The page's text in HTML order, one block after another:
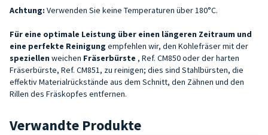
Achtung: Verwenden Sie keine Temperaturen über 180°C.
Für eine optimale Leistung über einen längeren Zeitraum und
eine perfekte Reinigung empfehlen wir, den Kohlefräser mit der
speziellen weichen Fräserbürste , Ref. CM850 oder der harten
Fräserbürste, Ref. CM851, zu reinigen; dies sind Stahlbürsten, die
effektiv Materialrückstände aus dem Schnitt, den Zähnen und den
Rillen des Fräskopfes entfernen.
Verwandte Produkte